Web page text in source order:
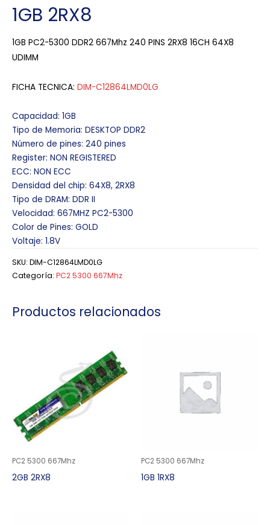
1GB 2RX8
1GB PC2-5300 DDR2 667Mhz 240 PINS 2RX8 16CH 64X8
UDIMM
FICHA TECNICA: DIM-C12864LMD0LG
Capacidad: 1GB
Tipo de Memoria: DESKTOP DDR2
Número de pines: 240 pines
Register: NON REGISTERED
ECC: NON ECC
Densidad del chip: 64X8, 2RX8
Tipo de DRAM: DDR II
Velocidad: 667MHZ PC2-5300
Color de Pines: GOLD
Voltaje: 1.8V
SKU: DIM-C12864LMD0LG
Categoría: PC2 5300 667Mhz
Productos relacionados
PC2 5300 667Mhz
2GB 2RX8
PC2 5300 667Mhz
1GB 1RX8